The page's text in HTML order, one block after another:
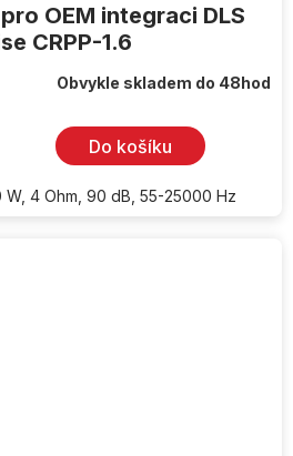
OEM integraci DLS
CRPP-1.6
Obvykle skladem do 48hod
Do košíku
W, 4 Ohm, 90 dB, 55-25000 Hz